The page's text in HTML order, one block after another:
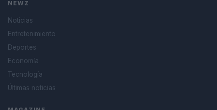
NEWZ
Noticias
Entretenimiento
Deportes
Economía
Tecnología
Últimas noticias